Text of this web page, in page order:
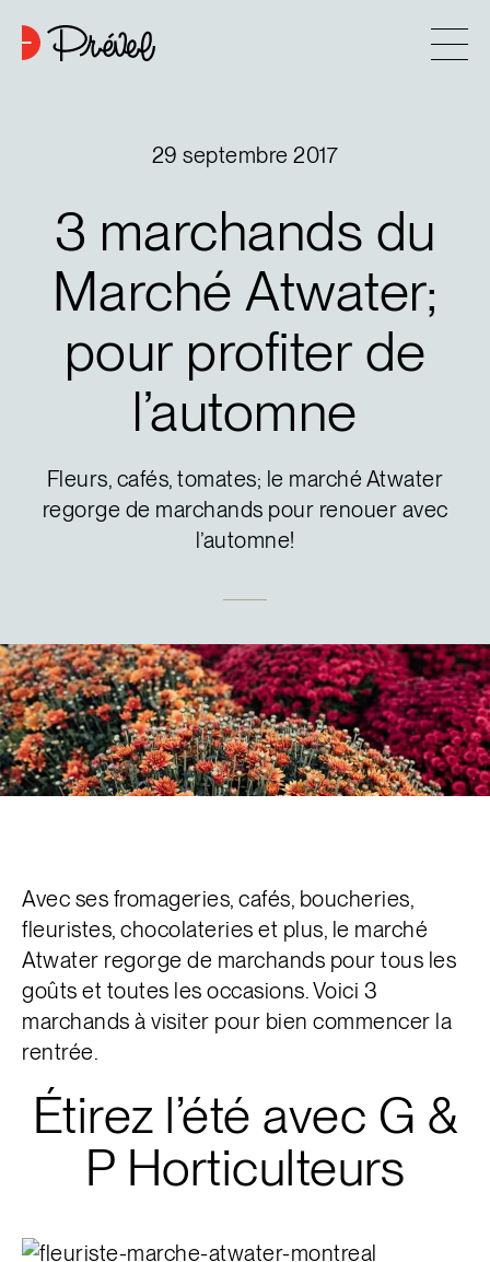
Projets 6
Contact
Astuces d’achat
29 septembre 2017
3 marchands du
Marché Atwater;
pour profiter de
l’automne
Fleurs, cafés, tomates; le marché Atwater
regorge de marchands pour renouer avec
l’automne!
Avec ses fromageries, cafés, boucheries,
fleuristes, chocolateries et plus, le marché
Atwater regorge de marchands pour tous les
goûts et toutes les occasions. Voici 3
marchands à visiter pour bien commencer la
rentrée.
Étirez l’été avec G &
P Horticulteurs